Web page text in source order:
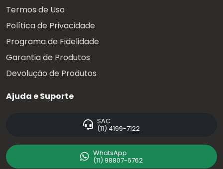
Termos de Uso
Política de Privacidade
Programa de Fidelidade
Garantia de Produtos
Devolução de Produtos
Ajuda e Suporte
SAC
(11) 4199-7122
WhatsApp
(11) 98807-6762